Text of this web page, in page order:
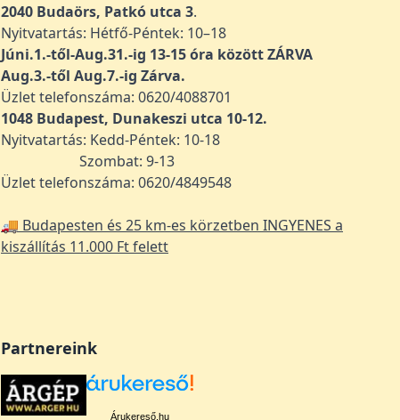
2040 Budaörs, Patkó utca 3.
Nyitvatartás: Hétfő-Péntek: 10–18
Júni.1.-től-Aug.31.-ig 13-15 óra között ZÁRVA
Aug.3.-től Aug.7.-ig Zárva.
Üzlet telefonszáma: 0620/4088701
1048 Budapest, Dunakeszi utca 10-12.
Nyitvatartás: Kedd-Péntek: 10-18
Szombat: 9-13
Üzlet telefonszáma: 0620/4849548
🚚 Budapesten és 25 km-es körzetben INGYENES a
kiszállítás 11.000 Ft felett
Partnereink
Árukereső.hu